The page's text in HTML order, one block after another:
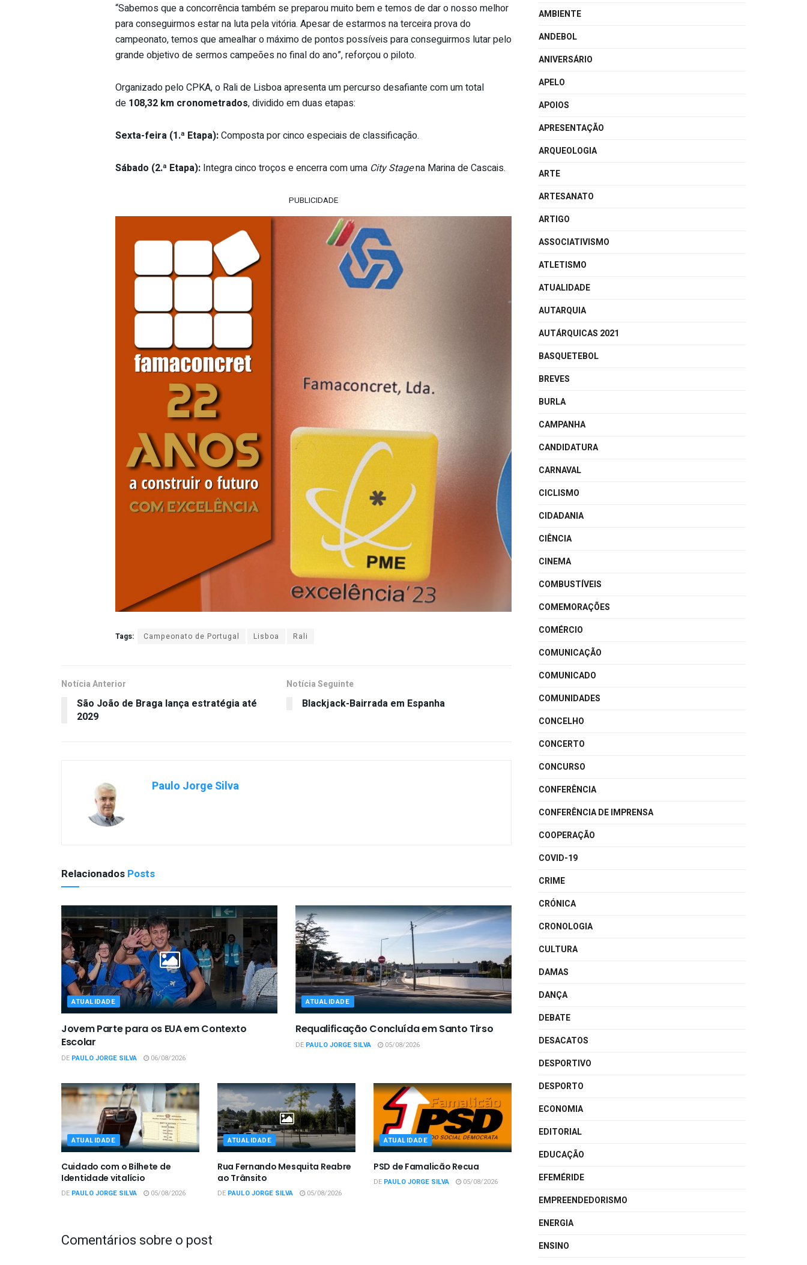
“Sabemos que a concorrência também se preparou muito bem e temos de dar o nosso melhor
para conseguirmos estar na luta pela vitória. Apesar de estarmos na terceira prova do
campeonato, temos que amealhar o máximo de pontos possíveis para conseguirmos lutar pelo
grande objetivo de sermos campeões no final do ano”, reforçou o piloto.
Organizado pelo CPKA, o Rali de Lisboa apresenta um percurso desafiante com um total
de 108,32 km cronometrados, dividido em duas etapas:
Sexta-feira (1.ª Etapa):Composta por cinco especiais de classificação.
Sábado (2.ª Etapa): Integra cinco troços e encerra com uma City Stagena Marina de Cascais.
PUBLICIDADE
Tags: Campeonato de Portugal Lisboa Rali
Notícia Anterior
São João de Braga lança estratégia até
2029
Notícia Seguinte
Blackjack-Bairrada em Espanha
Paulo Jorge Silva
Relacionados Posts
ATUALIDADE
Jovem Parte para os EUA em Contexto
Escolar
DE PAULO JORGE SILVA 06/08/2026
ATUALIDADE
Requalificação Concluída em Santo Tirso
DE PAULO JORGE SILVA 05/08/2026
ATUALIDADE
Cuidado com o Bilhete de
Identidade vitalício
DE PAULO JORGE SILVA 05/08/2026
ATUALIDADE
Rua Fernando Mesquita Reabre
ao Trânsito
DE PAULO JORGE SILVA 05/08/2026
ATUALIDADE
PSD de Famalicão Recua
DE PAULO JORGE SILVA 05/08/2026
Comentários sobre o post
AMBIENTE
ANDEBOL
ANIVERSÁRIO
APELO
APOIOS
APRESENTAÇÃO
ARQUEOLOGIA
ARTE
ARTESANATO
ARTIGO
ASSOCIATIVISMO
ATLETISMO
ATUALIDADE
AUTARQUIA
AUTÁRQUICAS 2021
BASQUETEBOL
BREVES
BURLA
CAMPANHA
CANDIDATURA
CARNAVAL
CICLISMO
CIDADANIA
CIÊNCIA
CINEMA
COMBUSTÍVEIS
COMEMORAÇÕES
COMÉRCIO
COMUNICAÇÃO
COMUNICADO
COMUNIDADES
CONCELHO
CONCERTO
CONCURSO
CONFERÊNCIA
CONFERÊNCIA DE IMPRENSA
COOPERAÇÃO
COVID-19
CRIME
CRÓNICA
CRONOLOGIA
CULTURA
DAMAS
DANÇA
DEBATE
DESACATOS
DESPORTIVO
DESPORTO
ECONOMIA
EDITORIAL
EDUCAÇÃO
EFEMÉRIDE
EMPREENDEDORISMO
ENERGIA
ENSINO